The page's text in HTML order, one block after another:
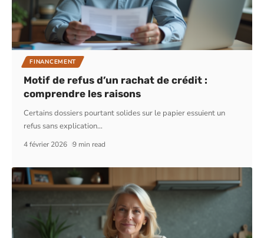
FINANCEMENT
Motif de refus d’un rachat de crédit :
comprendre les raisons
Certains dossiers pourtant solides sur le papier essuient un
refus sans explication…
4 février 2026 9 min read